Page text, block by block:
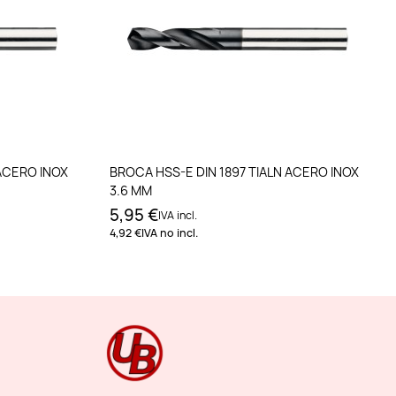
INOX
Añadir al carrito
BROCA HSS-E DIN 1897 TIALN ACERO INOX
3.6 MM
5,95 €IVA incl.
4,92 €IVA no incl.